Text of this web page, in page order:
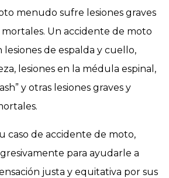
menudo sufre lesiones graves
Un accidente de moto
de espalda y cuello,
lesiones en la médula espinal,
y otras lesiones graves y
caso de accidente de moto,
para ayudarle a
justa y equitativa por sus